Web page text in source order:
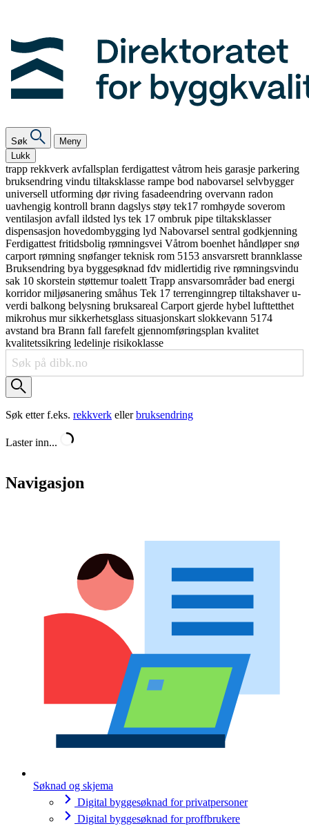
Søk
Meny
Lukk
trapp rekkverk avfallsplan ferdigattest våtrom heis garasje parkering
bruksendring vindu tiltaksklasse rampe bod nabovarsel selvbygger
universell utforming dørriving fasadeendring overvann radon
uavhengig kontroll brann dagslys støy tek17 romhøyde soverom
ventilasjon avfall ildsted lys tek 17 ombruk pipe tiltaksklasser
dispensasjon hovedombygging lyd Nabovarsel sentral godkjenning
Ferdigattest fritidsbolig rømningsvei Våtrom boenhet håndløpersnø
carport rømning snøfangerteknisk rom 5153 ansvarsrett brannklasse
Bruksendring bya byggesøknad fdv midlertidig rive rømningsvindu
sak 10 skorstein støttemurtoalett Trapp ansvarsområderbad energi
korridormiljøsanering småhus Tek 17 terrenginngrep tiltakshaveru-
verdi balkong belysning bruksareal Carport gjerde hybel lufttetthet
mikrohus mursikkerhetsglass situasjonskart slokkevann 5174
avstand bra Brann fall farefelt gjennomføringsplan kvalitet
kvalitetssikring ledelinje risikoklasse
Søk etter f.eks. rekkverk ellerbruksendring
Laster inn...
Navigasjon
Søknad og skjema
Digital byggesøknad for privatpersoner
Digital byggesøknad for proffbrukere